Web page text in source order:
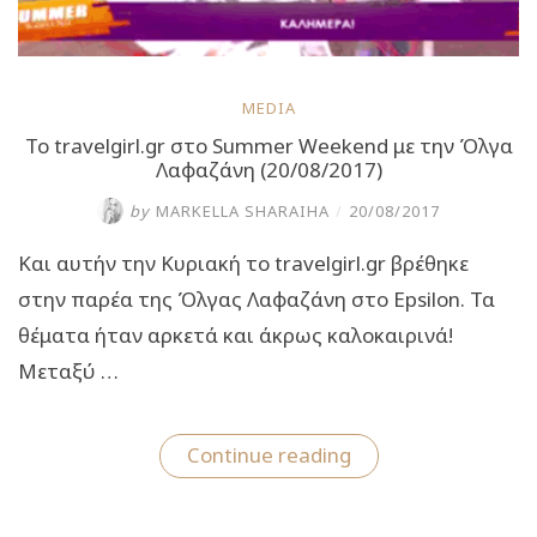
MEDIA
To travelgirl.gr στο Summer Weekend με την Όλγα
Λαφαζάνη (20/08/2017)
by MARKELLA SHARAIHA / 20/08/2017
Και αυτήν την Κυριακή το travelgirl.gr βρέθηκε
στην παρέα της Όλγας Λαφαζάνη στο Epsilon. Τα
θέματα ήταν αρκετά και άκρως καλοκαιρινά!
Μεταξύ …
Continue reading“To
travelgirl.gr